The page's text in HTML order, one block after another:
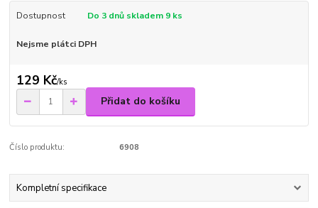
Dostupnost Do 3 dnů skladem 9 ks
Nejsme plátci DPH
129 Kč/ks
Přidat do košíku
Číslo produktu: 6908
Kompletní specifikace